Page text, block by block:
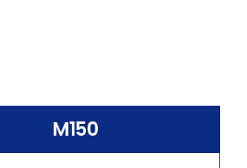
M150